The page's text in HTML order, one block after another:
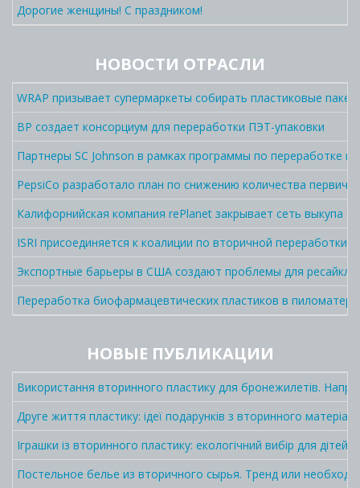
Дорогие женщины! С праздником!
НОВОСТИ ОТРАСЛИ
WRAP призывает супермаркеты собирать пластиковые
BP создает консорциум для переработки ПЭТ-упаковки
Партнеры SC Johnson в рамках программы по переработке
PepsiCo разработало план по снижению количества
Калифорнийская компания rePlanet закрывает сеть выкупа
ISRI присоединяется к коалиции по вторичной переработки
Экспортные барьеры в США создают проблемы для
Переработка биофармацевтических пластиков в
НОВЫЕ ПУБЛИКАЦИИ
Використання вторинного пластику для бронежилетів.
Друге життя пластику: ідеї подарунків з вторинного матеріалу
Іграшки із вторинного пластику: екологічний вибір для дітей
Постельное белье из вторичного сырья. Тренд или